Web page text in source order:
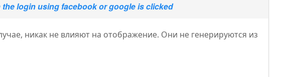
the login using facebook or google is clicked
никак не влияют на отображение. Они не генерируются из